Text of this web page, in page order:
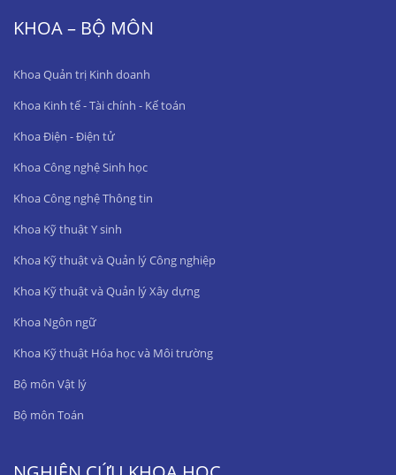
KHOA – BỘ MÔN
Khoa Quản trị Kinh doanh
Khoa Kinh tế - Tài chính - Kế toán
Khoa Điện - Điện tử
Khoa Công nghệ Sinh học
Khoa Công nghệ Thông tin
Khoa Kỹ thuật Y sinh
Khoa Kỹ thuật và Quản lý Công nghiệp
Khoa Kỹ thuật và Quản lý Xây dựng
Khoa Ngôn ngữ
Khoa Kỹ thuật Hóa học và Môi trường
Bộ môn Vật lý
Bộ môn Toán